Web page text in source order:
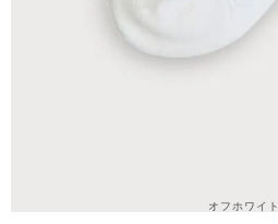
オフホワイト